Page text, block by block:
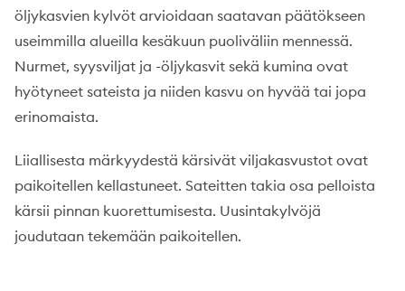
öljykasvien kylvöt arvioidaan saatavan päätökseen
useimmilla alueilla kesäkuun puoliväliin mennessä.
Nurmet, syysviljat ja -öljykasvit sekä kumina ovat
hyötyneet sateista ja niiden kasvu on hyvää tai jopa
erinomaista.
Liiallisesta märkyydestä kärsivät viljakasvustot ovat
paikoitellen kellastuneet. Sateitten takia osa pelloista
kärsii pinnan kuorettumisesta. Uusintakylvöjä
joudutaan tekemään paikoitellen.